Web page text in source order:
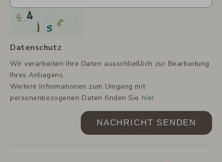
Datenschutz
Wir verarbeiten Ihre Daten ausschließlich zur Bearbeitung
Ihres Anliegens.
Weitere Informationen zum Umgang mit
personenbezogenen Daten finden Sie hier.
NACHRICHT SENDEN